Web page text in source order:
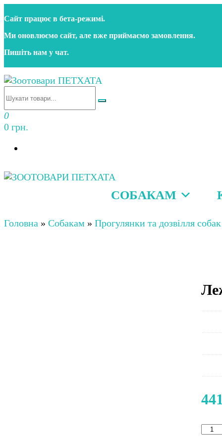
до
контенту
Сайт працює в бета‑режимі.
Ми оновлюємо сайт, але вже приймаємо замовлення.
Пишіть нам у чат.
Зоотовари ПЕТХАТА
Зоомагазин для собак та котів | Корм, іграшки,
0
0 грн.
Зоомагазин для собак та котів | Корм, іграшки,
СОБАКАМ
Головна » Собакам » Прогулянки та дозвілля собак